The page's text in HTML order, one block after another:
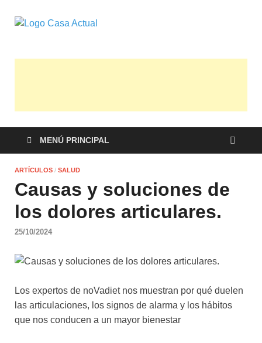
bricolaje, belleza entre otras, para
MENÚ PRINCIPAL
ARTÍCULOS / SALUD
Causas y soluciones de
los dolores articulares.
25/10/2024
Los expertos de noVadiet nos muestran por qué duelen
las articulaciones, los signos de alarma y los hábitos
que nos conducen a un mayor bienestar